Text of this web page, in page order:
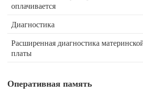
оплачивается
Диагностика
Расширенная диагностика
платы
Оперативная память